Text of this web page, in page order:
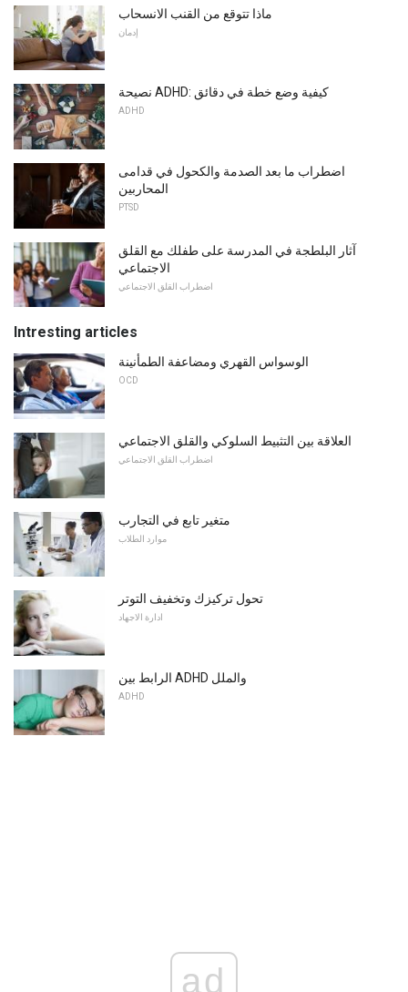
ماذا تتوقع من القنب الانسحاب
إدمان
نصيحة ADHD: كيفية وضع خطة في دقائق
ADHD
اضطراب ما بعد الصدمة والكحول في قدامى
المحاربين
PTSD
آثار البلطجة في المدرسة على طفلك مع القلق
الاجتماعي
اضطراب القلق الاجتماعي
Intresting articles
الوسواس القهري ومضاعفة الطمأنينة
OCD
العلاقة بين التثبيط السلوكي والقلق الاجتماعي
اضطراب القلق الاجتماعي
متغير تابع في التجارب
موارد الطلاب
تحول تركيزك وتخفيف التوتر
ادارة الاجهاد
الرابط بين ADHD والملل
ADHD
ad